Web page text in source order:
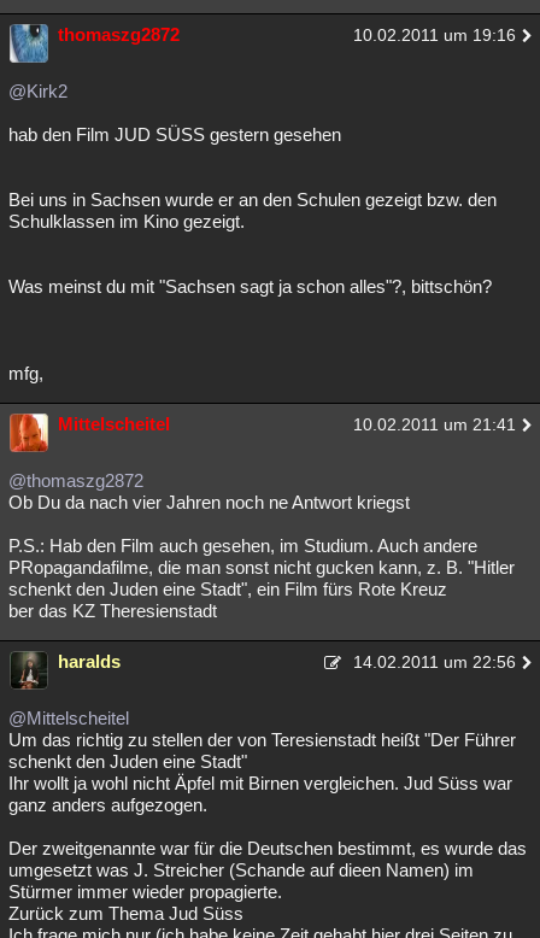
thomaszg2872 10.02.2011 um 19:16
@Kirk2
hab den Film JUD SÜSS gestern gesehen
Bei uns in Sachsen wurde er an den Schulen gezeigt bzw. den
Schulklassen im Kino gezeigt.
Was meinst du mit "Sachsen sagt ja schon alles"?, bittschön?
mfg,
Mittelscheitel 10.02.2011 um 21:41
@thomaszg2872
Ob Du da nach vier Jahren noch ne Antwort kriegst
P.S.: Hab den Film auch gesehen, im Studium. Auch andere
PRopagandafilme, die man sonst nicht gucken kann, z. B. "Hitler
schenkt den Juden eine Stadt", ein Film fürs Rote Kreuz
ber das KZ Theresienstadt
haralds 14.02.2011 um 22:56
@Mittelscheitel
Um das richtig zu stellen der von Teresienstadt heißt "Der Führer
schenkt den Juden eine Stadt"
Ihr wollt ja wohl nicht Äpfel mit Birnen vergleichen. Jud Süss war
ganz anders aufgezogen.
Der zweitgenannte war für die Deutschen bestimmt, es wurde das
umgesetzt was J. Streicher (Schande auf dieen Namen) im
Stürmer immer wieder propagierte.
Zurück zum Thema Jud Süss